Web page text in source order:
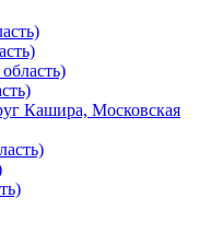
Кашира, Московская